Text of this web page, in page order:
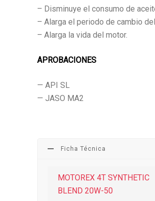
– Disminuye el consumo de
– Alarga el periodo de cambio
– Alarga la vida del motor.
APROBACIONES
— API SL
— JASO MA2
Ficha Técnica
MOTOREX 4T SYNTHETIC
BLEND 20W-50